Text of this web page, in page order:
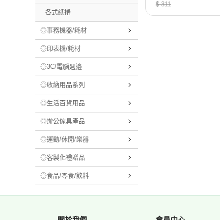
各式紙捲
◎事務機器/耗材
◎印表機/耗材
◎3C/電腦週邊
◎收納用品系列
◎生活百貨用品
◎辦公傢具產品
◎運動/休閒/樂器
◎客製化禮贈品
◎食品/零食/飲料
$ 311